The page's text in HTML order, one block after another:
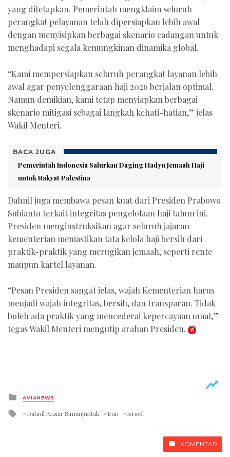
yang ditetapkan. Pemerintah mengklaim seluruh
perangkat pelayanan telah dipersiapkan lebih awal
dengan menyisipkan berbagai skenario cadangan untuk
menghadapi segala kemungkinan dinamika global.
“Kami mempersiapkan seluruh perangkat layanan lebih
awal agar penyelenggaraan haji 2026 berjalan optimal.
Namun demikian, kami tetap menyiapkan berbagai
skenario mitigasi sebagai langkah kehati-hatian,” jelas
Wakil Menteri.
BACA JUGA
Pemerintah Indonesia Salurkan Daging Hadyu Jemaah Haji
untuk Rakyat Palestina
Dahnil juga membawa pesan kuat dari Presiden Prabowo
Subianto terkait integritas pengelolaan haji tahun ini.
Presiden menginstruksikan agar seluruh jajaran
kementerian memastikan tata kelola haji bersih dari
praktik-praktik yang merugikan jemaah, seperti rente
maupun kartel layanan.
“Pesan Presiden sangat jelas, wajah Kementerian harus
menjadi wajah integritas, bersih, dan transparan. Tidak
boleh ada praktik yang mencederai kepercayaan umat,”
tegas Wakil Menteri mengutip arahan Presiden.
Posted
in
AVIANEWS
Tagged
Dahnil Anzar Simanjuntak Iran Israel
KOMENTAR